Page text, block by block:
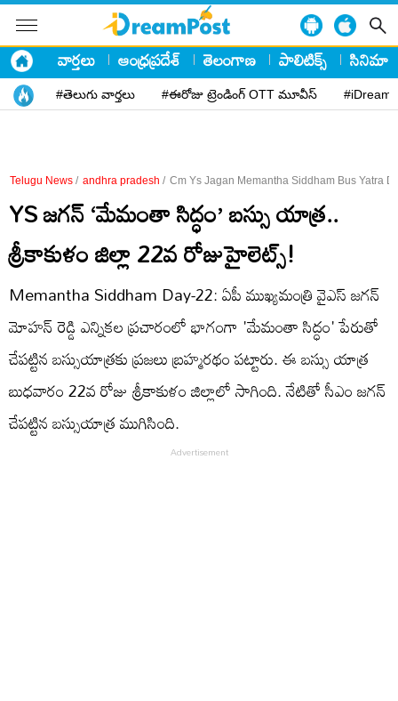
వార్తలు ఆంధ్రప్రదేశ్ తెలంగాణ పాలిటిక్స్ సినిమా
#తెలుగు వార్తలు #ఈరోజు ట్రెండింగ్ OTT మూవీస్
Telugu News / andhra pradesh / Cm Ys Jagan Memantha Siddham Bus Yatra
YS జగన్ ‘మేమంతా సిద్ధం’ బస్సు యాత్ర..
శ్రీకాకుళం జిల్లా 22వ రోజుహైలెట్స్!
Memantha Siddham Day-22: ఏపీ ముఖ్యమంత్రి వైఎస్ జగన్
మోహన్ రెడ్డి ఎన్నికల ప్రచారంలో భాగంగా 'మేమంతా సిద్ధం' పేరుతో
చేపట్టిన బస్సుయాత్రకు ప్రజలు బ్రహ్మరథం పట్టారు. ఈ బస్సు యాత్ర
బుధవారం 22వ రోజు శ్రీకాకుళం జిల్లాలో సాగింది. నేటితో సీఎం జగన్
చేపట్టిన బస్సుయాత్ర ముగిసింది.